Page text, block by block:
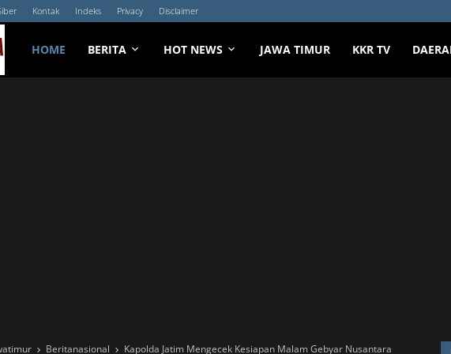
Kontak Indeks Privacy Disclaimer
HOME BERITA HOT NEWS JAWA TIMUR KKR TV
Beritanasional
Kapolda Jatim Mengecek Kesiapan Malam Gebyar Nusantara